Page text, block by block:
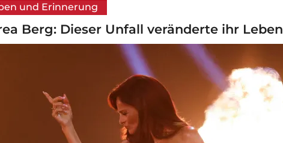
und Erinnerung
Berg: Dieser Unfall veränderte ihr Leben